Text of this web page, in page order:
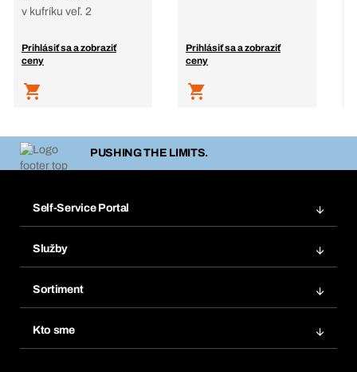
v kufríku veľ. 2
Prihlásiť sa a zobraziť
ceny
Prihlásiť sa a zobraziť
ceny
PUSHING THE LIMITS.
Self-Service Portal
Obľúbené
Opakované objednávky
Predplatné
Služby
Chemická databáza
eProcurement
Sortiment
Kto sme